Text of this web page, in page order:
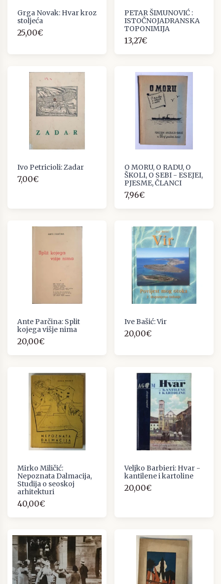
Grga Novak: Hvar kroz
stoljeća
25,00€
PETAR ŠIMUNOVIĆ :
ISTOČNOJADRANSKA
TOPONIMIJA
13,27€
Ivo Petricioli: Zadar
7,00€
O MORU, O RADU, O
ŠKOLI, O SEBI - ESEJEI,
PJESME, ČLANCI
7,96€
Ante Parčina: Split
kojega višje nima
20,00€
Ive Bašić: Vir
20,00€
Mirko Miličić:
Nepoznata Dalmacija,
Studija o seoskoj
arhitekturi
40,00€
Veljko Barbieri: Hvar -
kantilene i kartoline
20,00€